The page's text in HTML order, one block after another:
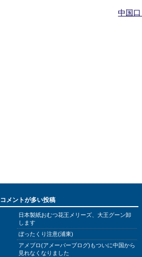
中国
コメントが多い投稿
日本製紙おむつ花王メリーズ、大王グーン卸
します
ぼったくり注意(浦東)
アメブロ(アメーバーブログ)もついに中国から
見れなくなりました